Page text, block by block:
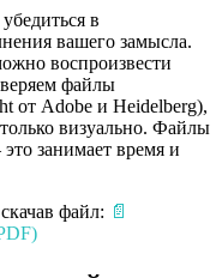
в
вашего замысла.
воспроизвести
файлы
от Adobe и Heidelberg),
визуально. Файлы
занимает время и
файл: 📄